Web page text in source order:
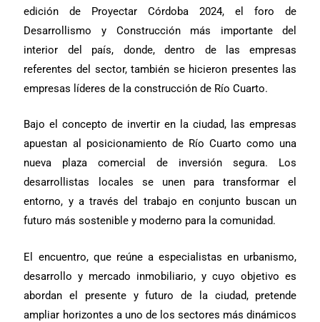
edición de Proyectar Córdoba 2024, el foro de
Desarrollismo y Construcción más importante del
interior del país, donde, dentro de las empresas
referentes del sector, también se hicieron presentes las
empresas líderes de la construcción de Río Cuarto.
Bajo el concepto de invertir en la ciudad, las empresas
apuestan al posicionamiento de Río Cuarto como una
nueva plaza comercial de inversión segura. Los
desarrollistas locales se unen para transformar el
entorno, y a través del trabajo en conjunto buscan un
futuro más sostenible y moderno para la comunidad.
El encuentro, que reúne a especialistas en urbanismo,
desarrollo y mercado inmobiliario, y cuyo objetivo es
abordan el presente y futuro de la ciudad, pretende
ampliar horizontes a uno de los sectores más dinámicos